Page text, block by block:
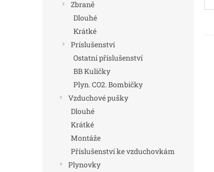
Zbraně
Dlouhé
Krátké
Príslušenství
Ostatní příslušenství
BB Kuličky
Plyn. CO2. Bombičky
Vzduchové pušky
Dlouhé
Krátké
Montáže
Příslušenství ke vzduchovkám
Plynovky